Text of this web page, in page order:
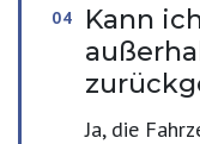
Kann
Ja, die